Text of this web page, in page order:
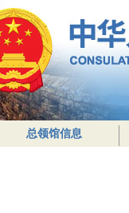
总领馆信息